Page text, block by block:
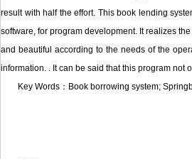
result with half the effort. This book lending
software, for program development. It realizes
and beautiful according to the needs of the
information. . It can be said that this program
Key Words：Book borrowing system;